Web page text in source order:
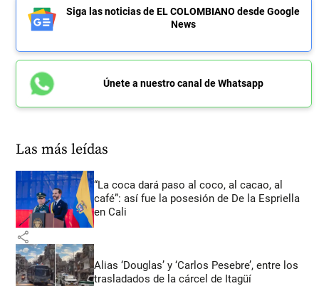
Siga las noticias de EL COLOMBIANO desde Google
News
Únete a nuestro canal de Whatsapp
Las más leídas
“La coca dará paso al coco, al cacao, al
café”: así fue la posesión de De la Espriella
en Cali
share
Alias ‘Douglas’ y ‘Carlos Pesebre’, entre los
trasladados de la cárcel de Itagüí